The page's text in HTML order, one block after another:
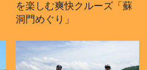
を楽しむ爽快クルーズ「蘇
洞門めぐり」